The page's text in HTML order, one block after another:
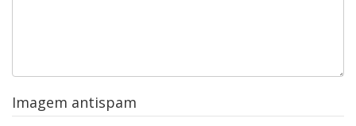
Imagem antispam